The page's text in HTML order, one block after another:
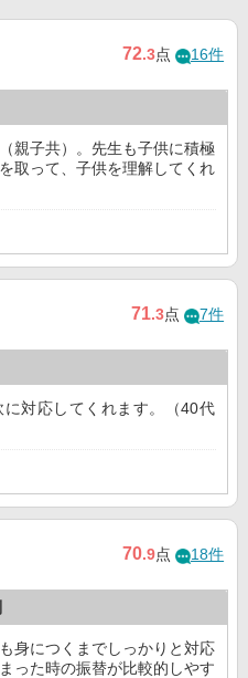
72.3点 16件
親子共）。先生も子供に積極
取って、子供を理解してくれ
71.3点 7件
対応してくれます。（40代
70.9点 18件
身につくまでしっかりと対応
った時の振替が比較的しやす